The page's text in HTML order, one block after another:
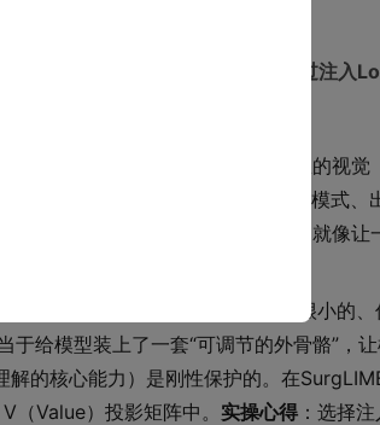
。
）的绝大部分参数，仅通过注入
LEMON上通过自监督学习预训练的视觉
比如不同组织的纹理、器械的运动模式、
下文有深刻理解。直接微调它们，就像让
染。
型庞大的权重矩阵旁，添加一组很小的、
给模型装上了一套“可调节的外骨骼”，
的核心能力）是刚性保护的。在
Value）投影矩阵中。 实操心得 ：选择